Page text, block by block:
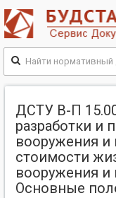
ДСТУ В-П
разработки и
вооружения и
стоимости
вооружения и
Основные